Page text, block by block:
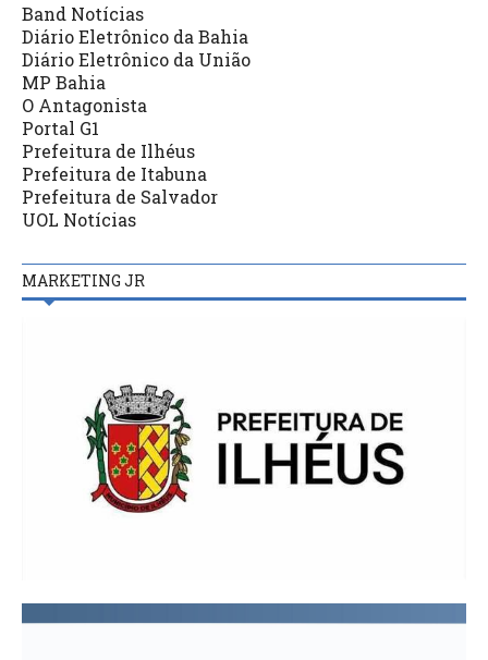
Band Notícias
Diário Eletrônico da Bahia
Diário Eletrônico da União
MP Bahia
O Antagonista
Portal G1
Prefeitura de Ilhéus
Prefeitura de Itabuna
Prefeitura de Salvador
UOL Notícias
MARKETING JR